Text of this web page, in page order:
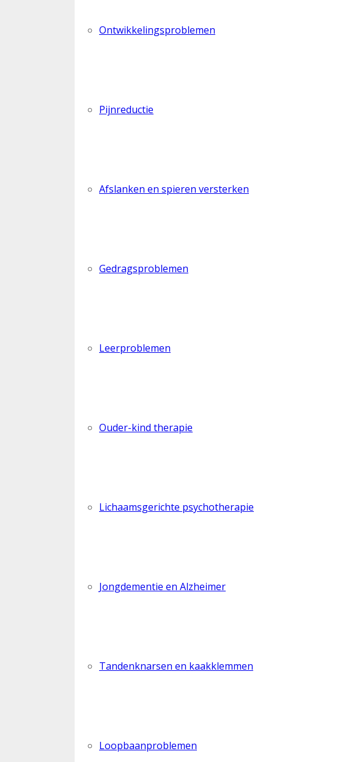
Ontwikkelingsproblemen
Pijnreductie
Afslanken en spieren versterken
Gedragsproblemen
Leerproblemen
Ouder-kind therapie
Lichaamsgerichte psychotherapie
Jongdementie en Alzheimer
Tandenknarsen en kaakklemmen
Loopbaanproblemen